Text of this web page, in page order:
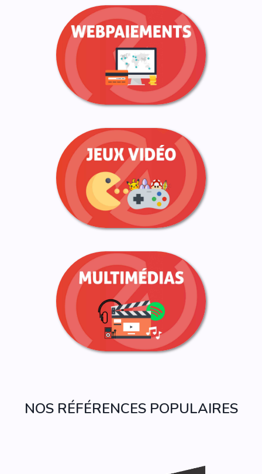
NOS RÉFÉRENCES POPULAIRES